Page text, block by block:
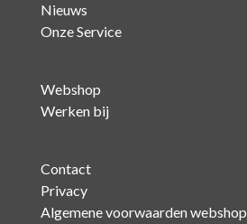
Nieuws
Onze Service
Webshop
Werken bij
Contact
Privacy
Algemene voorwaarden webshop